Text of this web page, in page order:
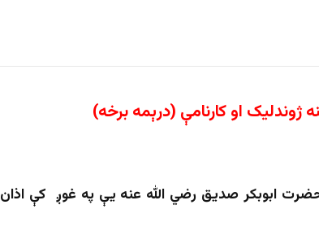
ژوندلیک او کارنامې (درېمه برخه)
ابوبکر صدیق رضي الله عنه یې په غوږ کې اذان